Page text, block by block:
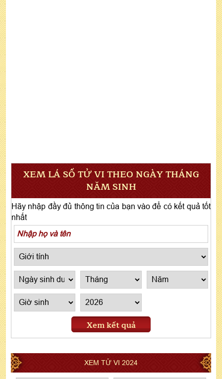
XEM LÁ SỐ TỬ VI THEO NGÀY THÁNG
NĂM SINH
Hãy nhập đầy đủ thông tin của bạn vào để có kết quả tốt
nhất
Xem kết quả
XEM TỬ VI 2024